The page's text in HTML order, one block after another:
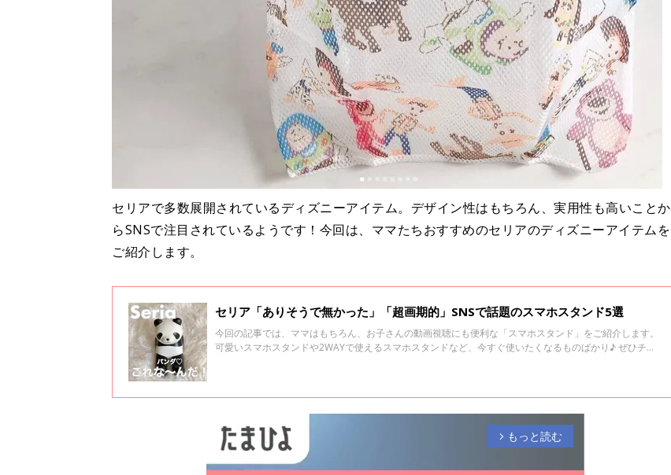
セリアで多数展開されているディズニーアイテム。デザイン性はもちろん、実用性も高いことか
らSNSで注目されているようです！今回は、ママたちおすすめのセリアのディズニーアイテムを
ご紹介します。
セリア「ありそうで無かった」「超画期的」SNSで話題のスマホスタンド5選
今回の記事では、ママはもちろん、お子さんの動画視聴にも便利な「スマホスタンド」をご紹介します。
可愛いスマホスタンドや2WAYで使えるスマホスタンドなど、今すぐ使いたくなるものばかり♪ ぜひチェ
arrow_forward_ios もっと読む